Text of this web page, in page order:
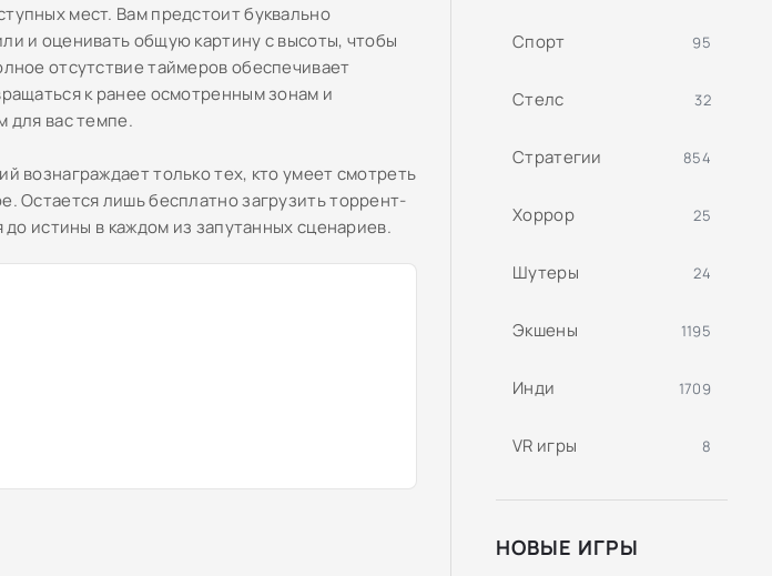
мест. Вам предстоит буквально
и оценивать общую картину с высоты, чтобы
отсутствие таймеров обеспечивает
к ранее осмотренным зонам и
для вас темпе.
вознаграждает только тех, кто умеет смотреть
Остается лишь бесплатно загрузить торрент-
истины в каждом из запутанных сценариев.
Спорт 95
Стелс 32
Стратегии 854
Хоррор 25
Шутеры 24
Экшены 1195
Инди 1709
VR игры 8
НОВЫЕ ИГРЫ